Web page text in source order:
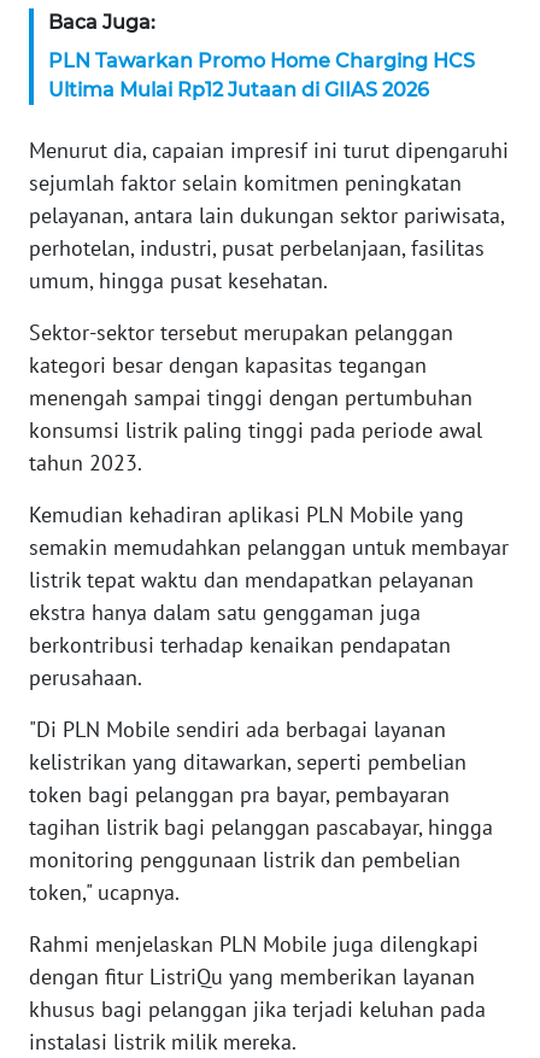
Baca Juga:
PLN Tawarkan Promo Home Charging HCS
Ultima Mulai Rp12 Jutaan di GIIAS 2026
Menurut dia, capaian impresif ini turut dipengaruhi
sejumlah faktor selain komitmen peningkatan
pelayanan, antara lain dukungan sektor pariwisata,
perhotelan, industri, pusat perbelanjaan, fasilitas
umum, hingga pusat kesehatan.
Sektor-sektor tersebut merupakan pelanggan
kategori besar dengan kapasitas tegangan
menengah sampai tinggi dengan pertumbuhan
konsumsi listrik paling tinggi pada periode awal
tahun 2023.
Kemudian kehadiran aplikasi PLN Mobile yang
semakin memudahkan pelanggan untuk membayar
listrik tepat waktu dan mendapatkan pelayanan
ekstra hanya dalam satu genggaman juga
berkontribusi terhadap kenaikan pendapatan
perusahaan.
"Di PLN Mobile sendiri ada berbagai layanan
kelistrikan yang ditawarkan, seperti pembelian
token bagi pelanggan pra bayar, pembayaran
tagihan listrik bagi pelanggan pascabayar, hingga
monitoring penggunaan listrik dan pembelian
token," ucapnya.
Rahmi menjelaskan PLN Mobile juga dilengkapi
dengan fitur ListriQu yang memberikan layanan
khusus bagi pelanggan jika terjadi keluhan pada
instalasi listrik milik mereka.
PAPUA
WN
WN
SERAMBI
WN
WN
SULTRA
WN
WN
SULTENG
WN
WN
BABEL
WN
SUMBAR
WN
BENGKULU